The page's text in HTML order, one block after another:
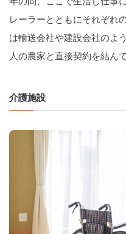
レーラーとともにそれぞれ
は輸送会社や建設会社のよ
人の農家と直接契約を結ん
介護施設